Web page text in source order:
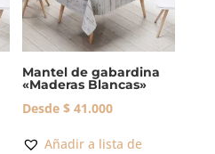
Mantel de gabardina
«Maderas Blancas»
Desde $ 41.000
Añadir a lista de